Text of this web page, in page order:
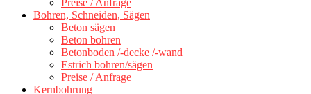
Preise / Anfrage
Bohren, Schneiden, Sägen
Beton sägen
Beton bohren
Betonboden /-decke /-wand
Estrich bohren/sägen
Preise / Anfrage
Kernbohrung